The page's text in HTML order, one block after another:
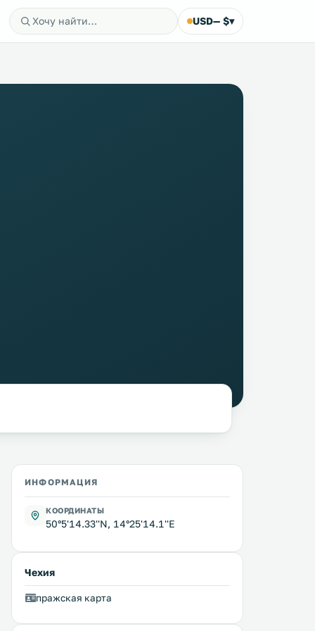
USD— $▾
ИНФОРМАЦИЯ
КООРДИНАТЫ
50°5'14.33''N, 14°25'14.1''E
Чехия
пражская карта